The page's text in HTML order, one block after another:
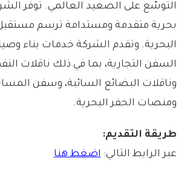
التوسّع على الصعيد العالمي. توفر
بحرية متقدمة ومستدامة ترسم
البحرية. وتقدم الشركة خدمات بناء
السفن التجارية، بما في ذلك ناقلات
وناقلات البضائع السائبة، وسفن
ومنصات الحفر البحرية.
طريقة التقديم:
عبر الرابط التالي: اضغط هنا